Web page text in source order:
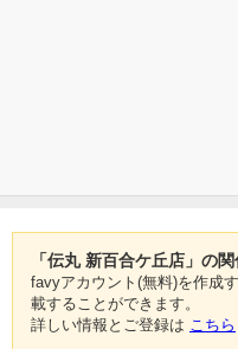
「伝丸 新百合ケ丘店」の
favyアカウント(無料)を作成
載することができます。
詳しい情報とご登録は こちら